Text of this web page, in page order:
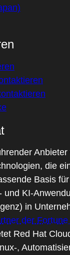
Anbieter
die
Basis für
und KI-
in
der
Red Hat
,